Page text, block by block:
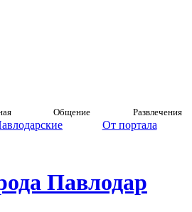
Общение Развлечения
От портала
Павлодар